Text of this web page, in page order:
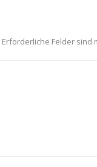
Erforderliche Felder sind